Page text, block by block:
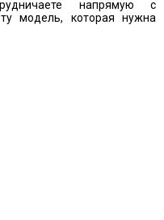
напрямую с
модель, которая нужна